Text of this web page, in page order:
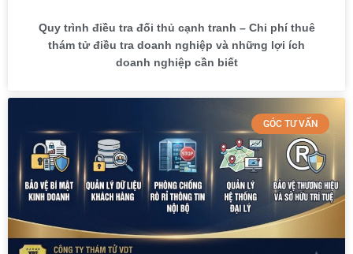
Quy trình điều tra đối thủ cạnh tranh – Chi phí thuê
thám tử điều tra doanh nghiệp và những lợi ích
doanh nghiệp cần biết
GÓC TƯ VẤN